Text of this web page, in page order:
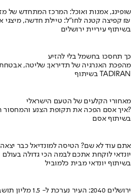
שופינג, אמנות ואוכל: המרכז המתחדש של
קפיצה קטנה לחו"ל: טיילת חדשה, מיצגי אמנות, וכיכרות משופצות בהשקעה של 100 מיליון ₪
בשיתוף עיריית ירושלים
כך תחסכו בחשמל בלי להזיע
מהפכת האנרגיה של תדיראן: שליטה,
בשיתוף TADIRAN
מאחורי הקלעים של הטעם הישראלי
איך אסם הפכה את תקופת הצנע והמחסור הקשה של שנות ה-40 למותג לאומי?
בשיתוף אסם
אתם עוד לא שם? הטיסה למונדיאל כבר יצאה
יונדאי לוקחת אתכם לבמה הכי גדולה בעולם
בשיתוף יונדאי מבית כלמוביל
ירושלים 2040: העיר נערכת ל- 1.5 מליון תושבים